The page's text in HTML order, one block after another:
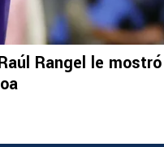
Rangel le